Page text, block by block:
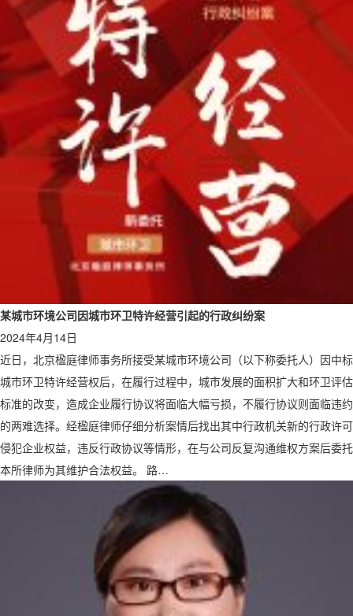
某城市环境公司因城市环卫特许经营引起的行政纠纷案
2024年4月14日
近日，北京楹庭律师事务所接受某城市环境公司（以下称委托人）因中标
城市环卫特许经营权后，在履行过程中，城市发展的面积扩大和环卫评估
标准的改变，造成企业履行协议将面临大幅亏损，不履行协议则面临违约
的两难选择。经楹庭律师仔细分析案情后找出其中行政机关新的行政许可
侵犯企业权益，违反行政协议等情形，在与公司反复沟通维权方案后委托
本所律师为其维护合法权益。 路…